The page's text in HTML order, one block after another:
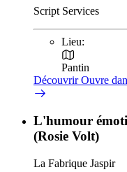
Script Services
Lieu:
Pantin
DécouvrirOuvre
L'humour
(Rosie Volt)
La Fabrique Jaspir